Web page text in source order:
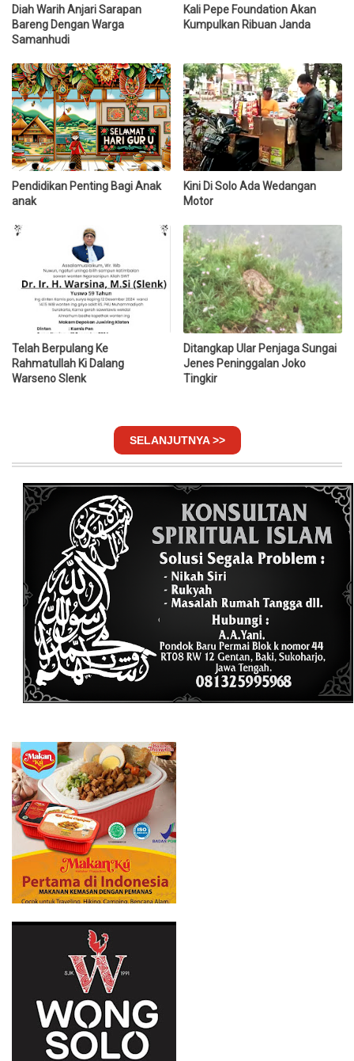
Diah Warih Anjari Sarapan
Bareng Dengan Warga
Samanhudi
Kali Pepe Foundation Akan
Kumpulkan Ribuan Janda
Pendidikan Penting Bagi Anak
anak
Kini Di Solo Ada Wedangan
Motor
Telah Berpulang Ke
Rahmatullah Ki Dalang
Warseno Slenk
Ditangkap Ular Penjaga Sungai
Jenes Peninggalan Joko
Tingkir
SELANJUTNYA >>